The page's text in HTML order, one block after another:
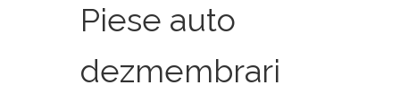
Piese auto
dezmembrari